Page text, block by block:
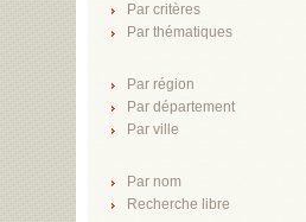
Par critères
Par thématiques
Par région
Par département
Par ville
Par nom
Recherche libre